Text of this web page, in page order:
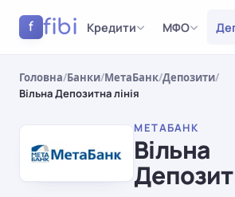
f fibi Кредити МФО
Головна/Банки/МетаБанк/Депозити/
Вільна Депозитна лінія
МЕТАБАНК
Вільна